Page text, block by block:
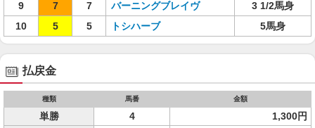
9
7 7 バーニングブレイヴ
3 1/2馬身
10
5 5 トシハーブ 5馬身
払戻金
種類 馬番 金額
単勝 4 1,300円